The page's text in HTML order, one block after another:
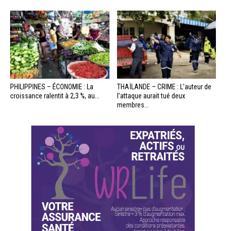
PHILIPPINES – ÉCONOMIE : La
croissance ralentit à 2,3 %, au...
THAÏLANDE – CRIME : L’auteur de
l’attaque aurait tué deux
membres...